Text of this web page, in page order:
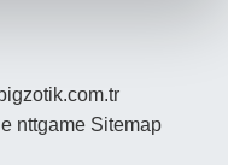
nttgame Sitemap